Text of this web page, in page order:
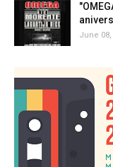
June 08,